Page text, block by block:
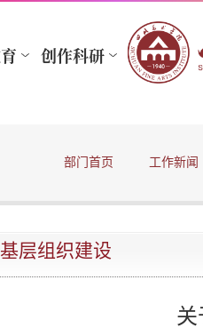
部门首页 工作新闻
基层组织建设
关